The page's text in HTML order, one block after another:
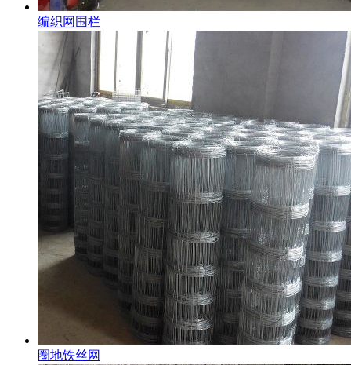
编织网围栏
圈地铁丝网